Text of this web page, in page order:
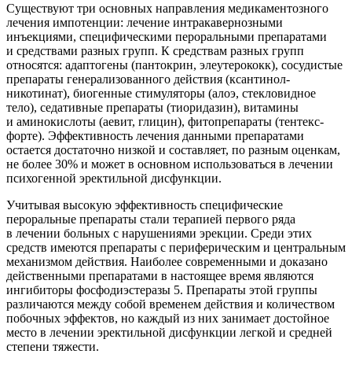
Существуют три основных направления медикаментозного
лечения импотенции: лечение интракавернозными
инъекциями, специфическими пероральными препаратами
и средствами разных групп. К средствам разных групп
относятся: адаптогены (пантокрин, элеутерококк), сосудистые
препараты генерализованного действия (ксантинол-
никотинат), биогенные стимуляторы (алоэ, стекловидное
тело), седативные препараты (тиоридазин), витамины
и аминокислоты (аевит, глицин), фитопрепараты (тентекс-
форте). Эффективность лечения данными препаратами
остается достаточно низкой и составляет, по разным оценкам,
не более 30% и может в основном использоваться в лечении
психогенной эректильной дисфункции.
Учитывая высокую эффективность специфические
пероральные препараты стали терапией первого ряда
в лечении больных с нарушениями эрекции. Среди этих
средств имеются препараты с периферическим и центральным
механизмом действия. Наиболее современными и доказано
действенными препаратами в настоящее время являются
ингибиторы фосфодиэстеразы 5. Препараты этой группы
различаются между собой временем действия и количеством
побочных эффектов, но каждый из них занимает достойное
место в лечении эректильной дисфункции легкой и средней
степени тяжести.